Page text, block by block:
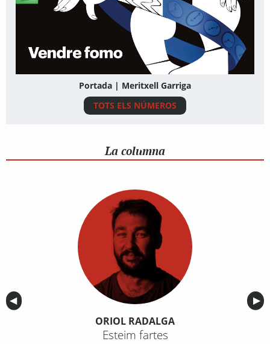
Portada | Meritxell Garriga
TOTS ELS NÚMEROS
La columna
Anterior
◀︎ ▶︎
ORIOL RADALGA
Esteim fartes